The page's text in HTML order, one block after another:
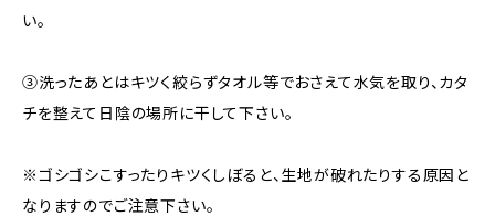
い。
③洗ったあとはキツく絞らずタオル等でおさえて水気を取り、カタ
チを整えて日陰の場所に干して下さい。
※ゴシゴシこすったりキツくしぼると、生地が破れたりする原因と
なりますのでご注意下さい。